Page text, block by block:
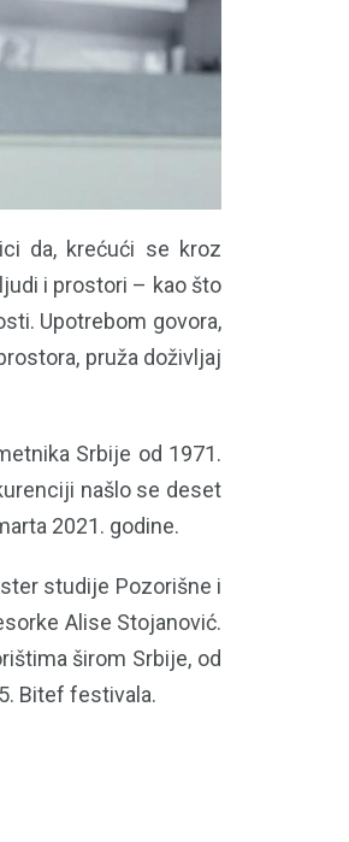
da, krećući se kroz
i prostori – kao što
Upotrebom govora,
pruža doživljaj
Srbije od 1971.
našlo se deset
2021. godine.
studije Pozorišne i
Alise Stojanović.
širom Srbije, od
Bitef festivala.